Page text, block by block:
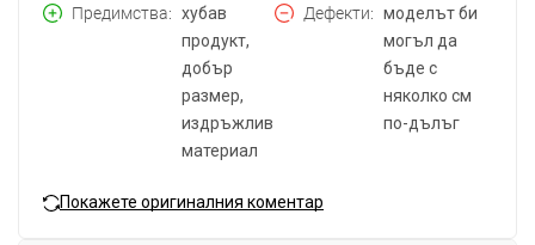
Предимства
хубав
продукт,
добър
размер,
издръжлив
материал
Дефекти
моделът би
могъл да
бъде с
няколко см
по-дълъг
Покажете оригиналния коментар